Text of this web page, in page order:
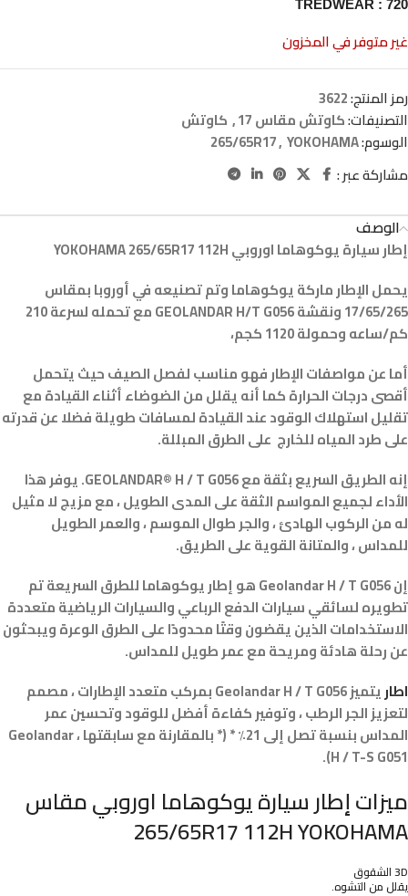
TREDWEAR : 720
غير متوفر في المخزون
رمز المنتج:3622
التصنيفات:كاوتش مقاس 17 , كاوتش
الوسوم:
265/65R17, YOKOHAMA
مشاركة عبر :
الوصف
إطار سيارة يوكوهاما اوروبي YOKOHAMA 265/65R17 112H
يحمل الإطار ماركة يوكوهاما وتم تصنيعه في أوروبا بمقاس
17/65/265 ونقشة GEOLANDAR H/T G056 مع تحمله لسرعة 210
كم/ساعه وحمولة 1120 كجم،
أما عن مواصفات الإطار فهو مناسب لفصل الصيف حيث يتحمل
أقصى درجات الحرارة كما أنه يقلل من الضوضاء أثناء القيادة مع
تقليل استهلاك الوقود عند القيادة لمسافات طويلة فضلا عن قدرته
على طرد المياه للخارج على الطرق المبللة.
إنه الطريق السريع بثقة مع GEOLANDAR® H / T G056. يوفر هذا
الأداء لجميع المواسم الثقة على المدى الطويل ، مع مزيج لا مثيل
له من الركوب الهادئ ، والجر طوال الموسم ، والعمر الطويل
للمداس ، والمتانة القوية على الطريق.
إن Geolandar H / T G056 هو إطار يوكوهاما للطرق السريعة تم
تطويره لسائقي سيارات الدفع الرباعي والسيارات الرياضية متعددة
الاستخدامات الذين يقضون وقتًا محدودًا على الطرق الوعرة ويبحثون
عن رحلة هادئة ومريحة مع عمر طويل للمداس.
اطار
يتميز Geolandar H / T G056 بمركب متعدد الإطارات ، مصمم
لتعزيز الجر الرطب ، وتوفير كفاءة أفضل للوقود وتحسين عمر
المداس بنسبة تصل إلى 21٪ * (* بالمقارنة مع سابقتها ، Geolandar
H / T-S G051).
ميزات إطار سيارة يوكوهاما اوروبي مقاس
265/65R17 112H YOKOHAMA
3D الشقوق
يقلل من التشوه.